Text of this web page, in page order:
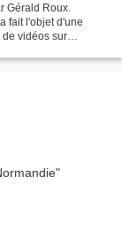
Gérald Roux.
fait l'objet d'une
vidéos sur